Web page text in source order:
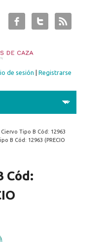
de sesión |Registrarse
aquí
Ciervo Tipo B Cód: 12963
B Cód: 12963 (PRECIO
Cód: